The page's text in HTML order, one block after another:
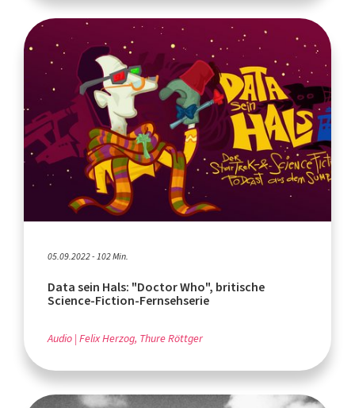
05.09.2022 - 102 Min.
Data sein Hals: "Doctor Who", britische
Science-Fiction-Fernsehserie
Audio Felix Herzog, Thure Röttger